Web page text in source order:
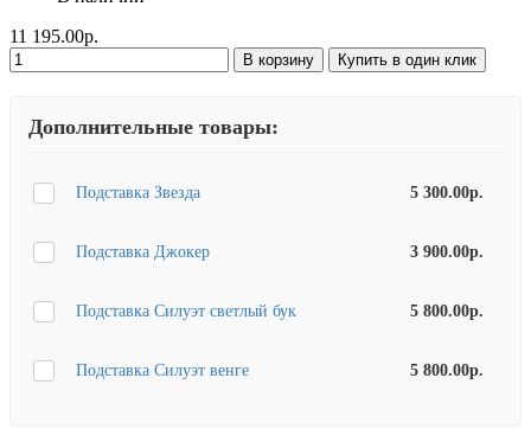
11 195.00р.
В корзину Купить в один клик
Дополнительные товары:
Подставка Звезда 5 300.00р.
Подставка Джокер 3 900.00р.
Подставка Силуэт светлый бук 5 800.00р.
Подставка Силуэт венге 5 800.00р.